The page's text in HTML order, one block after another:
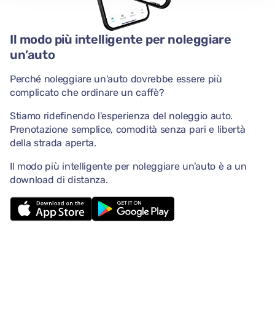
Il modo più intelligente per noleggiare
un’auto
Perché noleggiare un'auto dovrebbe essere più
complicato che ordinare un caffè?
Stiamo ridefinendo l'esperienza del noleggio auto.
Prenotazione semplice, comodità senza pari e libertà
della strada aperta.
Il modo più intelligente per noleggiare un’auto è a un
download di distanza.